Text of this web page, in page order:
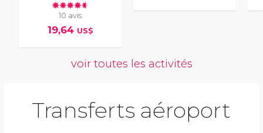
10 avis
19,64 US$
voir toutes les activités
Transferts aéroport